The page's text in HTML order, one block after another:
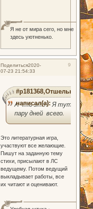
Я не от мира сего, но мне
здесь уютненько.
Поделиться 9
2020-
07-23 21:54:33
#p181368,Отшельник
написал(а):
А что это? Я тут
пару дней всего.
Это литературная игра,
участвуют все желающие.
Пишут на заданную тему
стихи, присылают в ЛС
ведущему. Потом ведущий
выкладывает работы, все
их читают и оценивают.